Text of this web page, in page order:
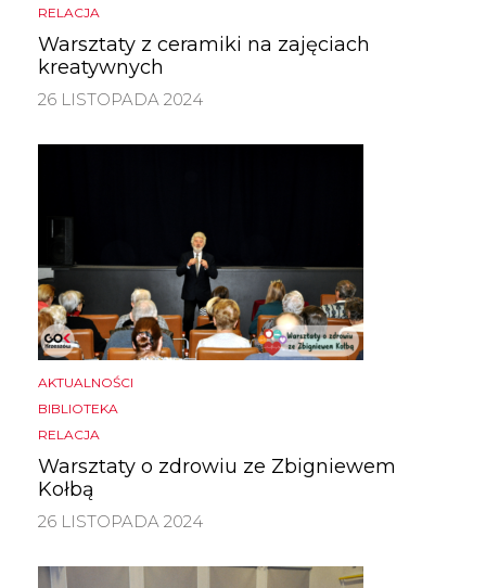
RELACJA
Warsztaty z ceramiki na zajęciach
kreatywnych
26 LISTOPADA 2024
AKTUALNOŚCI
BIBLIOTEKA
RELACJA
Warsztaty o zdrowiu ze Zbigniewem
Kołbą
26 LISTOPADA 2024